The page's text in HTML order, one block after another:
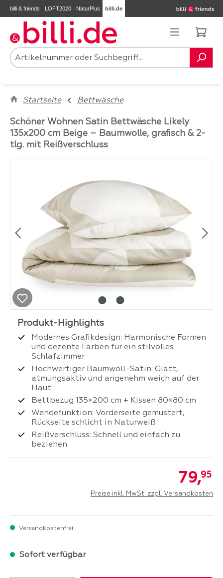
Zum Hauptinhalt springen
billi & friends LOFT2020 NaturPlus billi.de
Startseite Bettwäsche
Schöner Wohnen Satin Bettwäsche Likely
135x200 cm Beige – Baumwolle, grafisch & 2-
tlg. mit Reißverschluss
Modernes Grafikdesign: Harmonische Formen
und dezente Farben für ein stilvolles
Schlafzimmer
Hochwertiger Baumwoll-Satin: Glatt,
atmungsaktiv und angenehm weich auf der
Haut
Bettbezug 135×200 cm + Kissen 80×80 cm
Wendefunktion: Vorderseite gemustert,
Rückseite schlicht in Naturweiß
Reißverschluss: Schnell und einfach zu
beziehen
79,95
Preise inkl. MwSt. zzgl. Versandkosten
Versandkostenfrei
Sofort verfügbar